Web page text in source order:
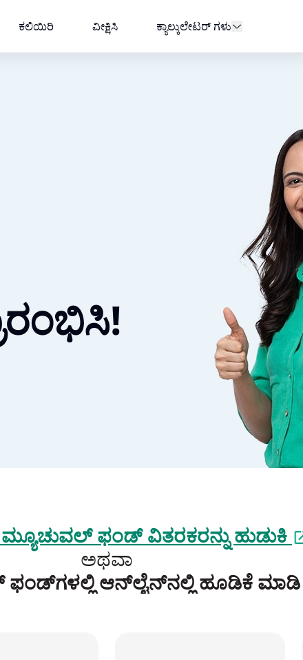
ಕಲಿಯಿರಿ ವೀಕ್ಷಿಸಿ ಕ್ಯಾಲ್ಕುಲೇಟರ್ ಗಳು
ಮ್ಯೂಚುವಲ್ ಫಂಡ್ ವಿತರಕರನ್ನು ಹುಡುಕಿ
ಅಥವಾ
ಫಂಡ್‌ಗಳಲ್ಲಿ ಆನ್‌ಲೈನ್‌ನಲ್ಲಿ ಹೂಡಿಕೆ ಮಾಡಿ